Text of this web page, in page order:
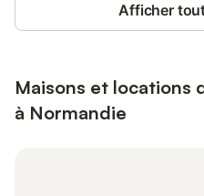
Afficher
Maisons et locations
à Normandie